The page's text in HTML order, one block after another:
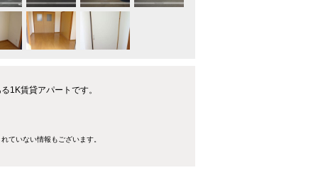
1K賃貸アパートです。
ていない情報もございます。